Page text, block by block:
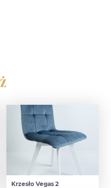
Krzesło Vegas 2